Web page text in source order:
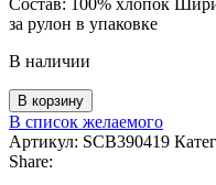
за рулон в упаковке
В наличии
Количество
товара
Лента
принтовая
В корзину
В список желаемого
Артикул: SCB390419
Share: